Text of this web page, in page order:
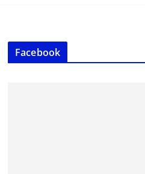
Facebook